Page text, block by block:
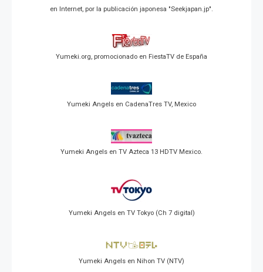
en Internet, por la publicación japonesa "Seekjapan.jp".
Yumeki.org, promocionado en FiestaTV de España
Yumeki Angels en CadenaTres TV, Mexico
Yumeki Angels en TV Azteca 13 HDTV Mexico.
Yumeki Angels en TV Tokyo (Ch 7 digital)
Yumeki Angels en Nihon TV (NTV)